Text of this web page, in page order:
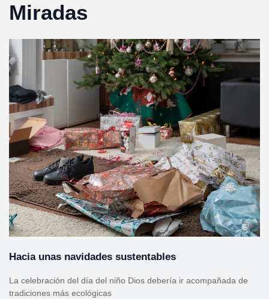
Miradas
Hacia unas navidades sustentables
La celebración del día del niño Dios debería ir acompañada de
tradiciones más ecológicas